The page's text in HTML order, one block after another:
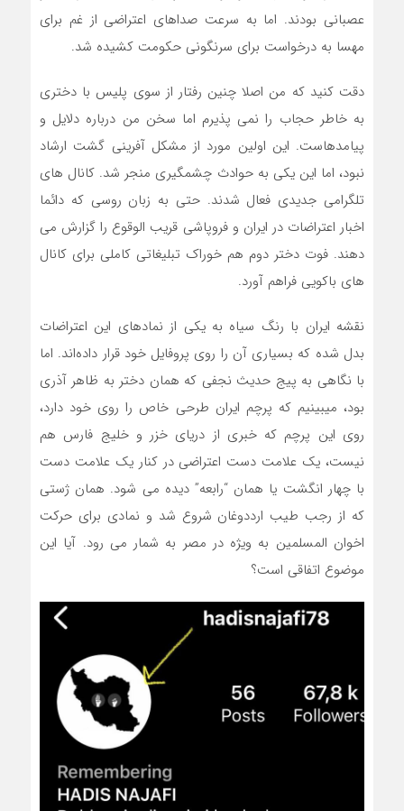
عصبانی بودند. اما به سرعت صداهای اعتراضی از غم برای
مهسا به درخواست برای سرنگونی حکومت کشیده شد.
دقت کنید که من اصلا چنین رفتار از سوی پلیس با دختری
به خاطر حجاب را نمی پذیرم اما سخن من درباره دلایل و
پیامدهاست. این اولین مورد از مشکل آفرینی گشت ارشاد
نبود، اما این یکی به حوادث چشمگیری منجر شد. کانال های
تلگرامی جدیدی فعال شدند. حتی به زبان روسی که دائما
اخبار اعتراضات در ایران و فروپاشی قریب الوقوع را گزارش می
دهند. فوت دختر دوم هم خوراک تبلیغاتی کاملی برای کانال
های باکویی فراهم آورد.
نقشه ایران با رنگ سیاه به یکی از نمادهای این اعتراضات
بدل شده که بسیاری آن را روی پروفایل خود قرار داده‌اند. اما
با نگاهی به پیج حدیث نجفی که همان دختر به ظاهر آذری
بود، میبینیم که پرچم ایران طرحی خاص را روی خود دارد،
روی این پرچم که خبری از دریای خزر و خلیج فارس هم
نیست، یک علامت دست اعتراضی در کنار یک علامت دست
با چهار انگشت یا همان “رابعه” دیده می شود. همان ژستی
که از رجب طیب ارددوغان شروع شد و نمادی برای حرکت
اخوان المسلمین به ویژه در مصر به شمار می رود. آیا این
موضوع اتفاقی است؟